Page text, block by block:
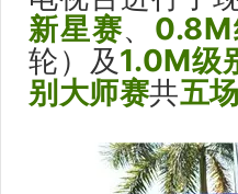
新星赛、 0.8M
轮） 及1.0M级
别大师赛共五场